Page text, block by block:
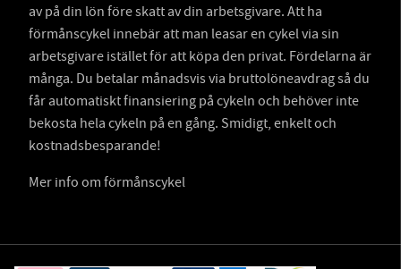
av på din lön före skatt av din arbetsgivare. Att ha
förmånscykel innebär att man leasar en cykel via sin
arbetsgivare istället för att köpa den privat. Fördelarna är
många. Du betalar månadsvis via bruttolöneavdrag så du
får automatiskt finansiering på cykeln och behöver inte
bekosta hela cykeln på en gång. Smidigt, enkelt och
kostnadsbesparande!
Mer info om förmånscykel